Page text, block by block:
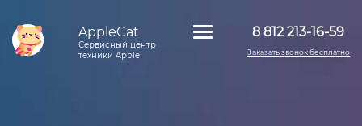
AppleCat
Сервисный центр
техники Apple
8 812 213-16-59
Заказать звонок бесплатно